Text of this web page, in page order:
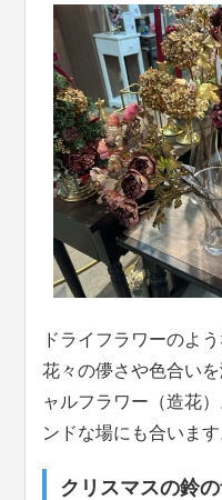
ドライフラワーのよ
花々の儚さや色合い
ャルフラワー（造花
ンドな場にも合います
クリスマスの鈴